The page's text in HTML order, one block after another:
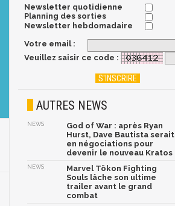
Newsletter quotidienne
Planning des sorties
Newsletter hebdomadaire
Votre email :
Veuillez saisir ce code :
AUTRES NEWS
NEWS
God of War : après Ryan
Hurst, Dave Bautista serait
en négociations pour
devenir le nouveau Kratos
NEWS
Marvel Tōkon Fighting
Souls lâche son ultime
trailer avant le grand
combat